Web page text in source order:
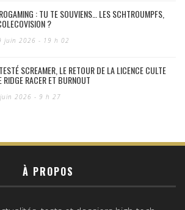
: TU TE SOUVIENS… LES SCHTROUMPFS,
?
juin 2026 - 19 h 02
SCREAMER, LE RETOUR DE LA LICENCE CULTE
RIDGE RACER ET BURNOUT
2026 - 9 h 27
À PROPOS